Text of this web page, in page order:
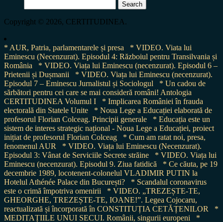
for:
Copyright © 2026, CERTITUDINEA.
* AUR, Patria, parlamentarele și presa
* VIDEO. Viata lui
Eminescu (Necenzurat). Episodul 4: Războiul pentru Transilvania și
România
* VIDEO. Viața lui Eminescu (necenzurat). Episodul 6 –
Prietenii și Dușmanii
* VIDEO. Viața lui Eminescu (necenzurat).
Episodul 7 – Eminescu Jurnalistul și Sociologul
* Un cadou de
sărbători pentru cei care se mai consideră români! Antologia
CERTITUDINEA Volumul I
* Implicarea României în frauda
electorală din Statele Unite
* Noua Lege a Educației elaborată de
profesorul Florian Colceag. Principii generale
* Educația este un
sistem de interes strategic național - Noua Lege a Educației, proiect
inițiat de profesorul Florian Colceag
* Cum am ratat noi, presa,
fenomenul AUR
* VIDEO. Viața lui Eminescu (Necenzurat).
Episodul 3: Vânat de Serviciile Secrete străine
* VIDEO. Viața lui
Eminescu (necenzurat). Episodul 9. Ziua fatidică
* Ce căuta, pe 19
decembrie 1989, locotenent-colonelul VLADIMIR PUTIN la
Hotelul Athénée Palace din București?
* Scandalul coronavirus
este o crimă împotriva omenirii
* VIDEO. „TREZEȘTE-TE,
GHEORGHE, TREZEȘTE-TE, IOANE!”. Legea Cojocaru,
reactualizată și încorporată în CONSTITUȚIA CETĂȚENILOR
*
MEDITAȚIILE UNUI SECUI. Românii, singurii europeni
*